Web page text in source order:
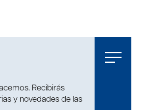
Recibirás
y novedades de las